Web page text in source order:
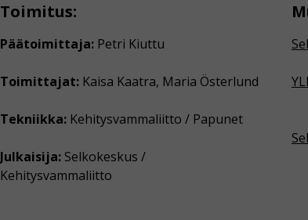
Toimitus:
Päätoimittaja: Petri Kiuttu
Toimittajat: Kaisa Kaatra, Maria Österlund
Tekniikka: Kehitysvammaliitto / Papunet
Julkaisija: Selkokeskus /
Kehitysvammaliitto